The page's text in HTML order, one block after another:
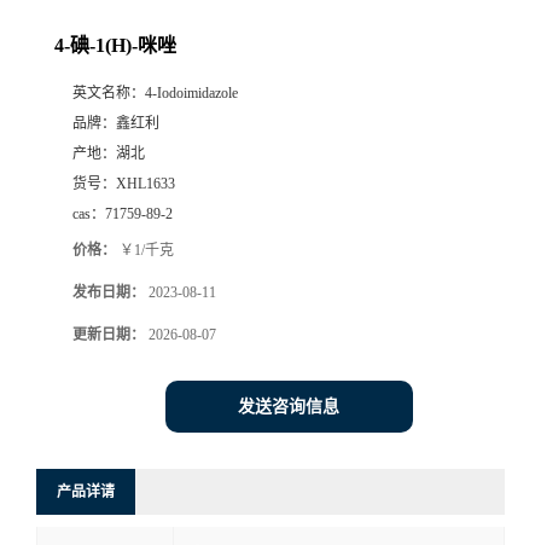
4-碘-1(H)-咪唑
英文名称： 4-Iodoimidazole
品牌： 鑫红利
产地： 湖北
货号： XHL1633
cas： 71759-89-2
价格： ￥1/千克
发布日期： 2023-08-11
更新日期： 2026-08-07
发送咨询信息
产品详请